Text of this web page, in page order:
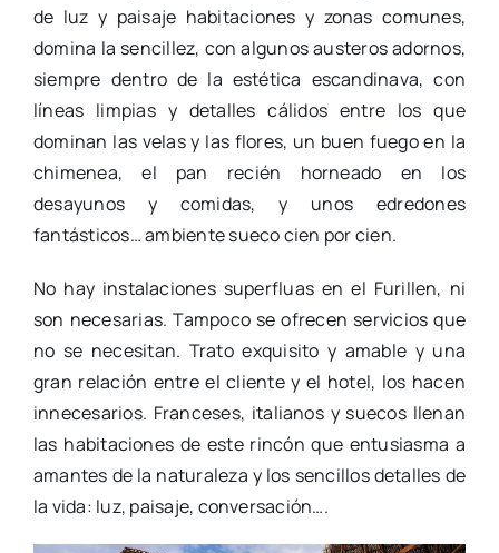
de luz y paisaje habitaciones y zonas comunes,
domina la sencillez, con algunos austeros adornos,
siempre dentro de la estética escandinava, con
líneas limpias y detalles cálidos entre los que
dominan las velas y las flores, un buen fuego en la
chimenea, el pan recién horneado en los
desayunos y comidas, y unos edredones
fantásticos… ambiente sueco cien por cien.
No hay instalaciones superfluas en el Furillen, ni
son necesarias. Tampoco se ofrecen servicios que
no se necesitan. Trato exquisito y amable y una
gran relación entre el cliente y el hotel, los hacen
innecesarios. Franceses, italianos y suecos llenan
las habitaciones de este rincón que entusiasma a
amantes de la naturaleza y los sencillos detalles de
la vida: luz, paisaje, conversación….